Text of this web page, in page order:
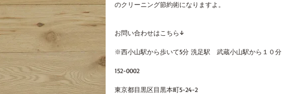
のクリーニング節約術になりますよ。
お問い合わせはこちら↓
※西小山駅から歩いて5分 洗足駅　武蔵小山駅から１０分
152-0002
東京都目黒区目黒本町5-24-2